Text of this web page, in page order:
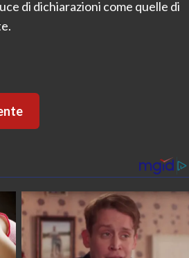
di dichiarazioni come quelle di